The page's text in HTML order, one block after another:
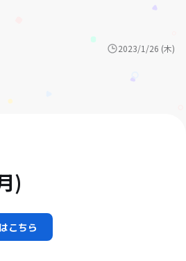
2023/1/26 (木)
)
こちら